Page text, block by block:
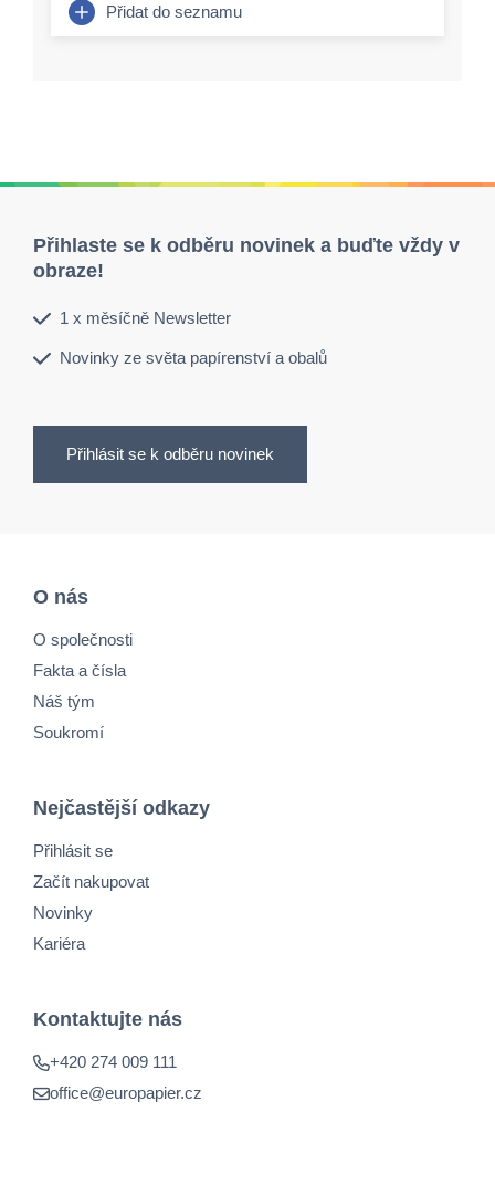
Přidat do seznamu
Přihlaste se k odběru novinek a buďte vždy v
obraze!
1 x měsíčně Newsletter
Novinky ze světa papírenství a obalů
Přihlásit se k odběru novinek
O nás
O společnosti
Fakta a čísla
Náš tým
Soukromí
Nejčastější odkazy
Přihlásit se
Začít nakupovat
Novinky
Kariéra
Kontaktujte nás
+420 274 009 111
office@europapier.cz